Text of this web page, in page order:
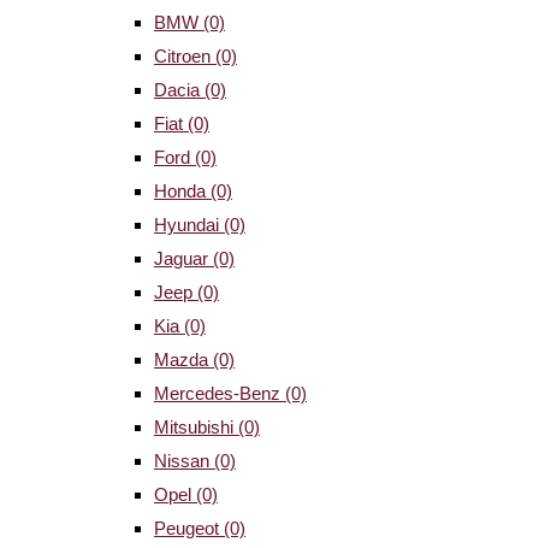
BMW (0)
Citroen (0)
Dacia (0)
Fiat (0)
Ford (0)
Honda (0)
Hyundai (0)
Jaguar (0)
Jeep (0)
Kia (0)
Mazda (0)
Mercedes-Benz (0)
Mitsubishi (0)
Nissan (0)
Opel (0)
Peugeot (0)